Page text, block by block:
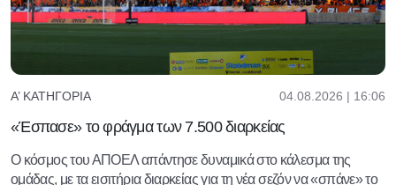
Α’ ΚΑΤΗΓΟΡΊΑ 04.08.2026 | 16:06
«Έσπασε» το φράγμα των 7.500 διαρκείας
Ο κόσμος του ΑΠΟΕΛ απάντησε δυναμικά στο κάλεσμα της
ομάδας, με τα εισιτήρια διαρκείας για τη νέα σεζόν να «σπάνε» το